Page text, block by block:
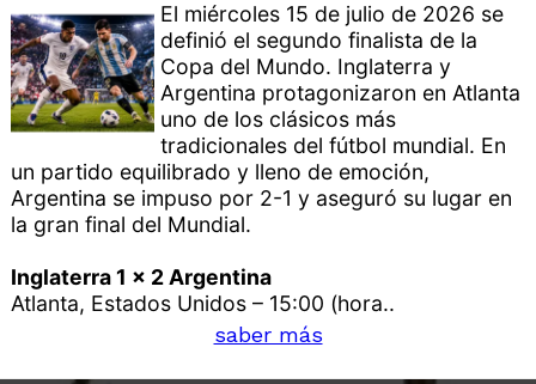
El miércoles 15 de julio de 2026 se
definió el segundo finalista de la
Copa del Mundo. Inglaterra y
Argentina protagonizaron en Atlanta
uno de los clásicos más
tradicionales del fútbol mundial. En
un partido equilibrado y lleno de emoción,
Argentina se impuso por 2-1 y aseguró su lugar en
la gran final del Mundial.
Inglaterra 1 x 2 Argentina
Atlanta, Estados Unidos – 15:00 (hora..
saber más